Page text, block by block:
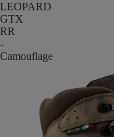
LEOPARD
GTX
RR
-
Camouflage